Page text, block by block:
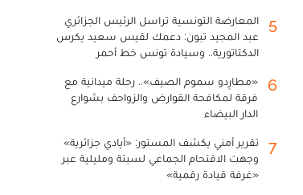
5
المعارضة التونسية تراسل الرئيس الجزائري
عبد المجيد تبون: دعمك لقيس سعيد يكرس
الدكتاتورية.. وسيادة تونس خط أحمر
6
«مطارِدو سموم الصيف».. رحلة ميدانية مع
فرقة لمكافحة القوارض والزواحف بشوارع
الدار البيضاء
7
تقرير أمني يكشف المستور: «أيادي جزائرية»
وجهت الاقتحام الجماعي لسبتة ومليلية عبر
«غرفة قيادة رقمية»